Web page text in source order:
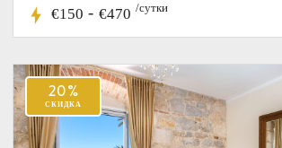
20%
€150 - €470 /сутки